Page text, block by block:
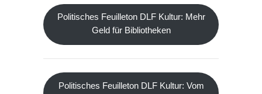
Politisches Feuilleton DLF Kultur: Mehr
Geld für Bibliotheken
Politisches Feuilleton DLF Kultur: Vom